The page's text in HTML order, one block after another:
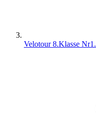
Velotour 8.Klasse Nr1.